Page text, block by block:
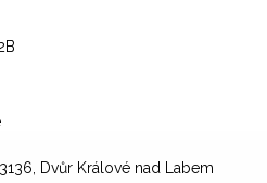
Dvůr Králové nad Labem